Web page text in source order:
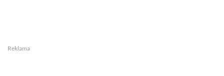
Reklama